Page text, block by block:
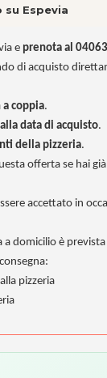
Espevia
e prenota al
di acquisto
a coppia.
data di acquisto.
della pizzeria.
offerta se hai
accettato in
a domicilio è
pizzeria